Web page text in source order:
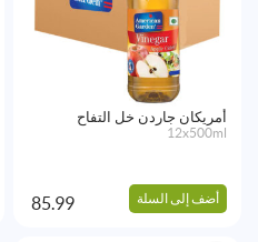
أمريكان جاردن خل التفاح
12x500ml
أضف إلى السلة 85.99